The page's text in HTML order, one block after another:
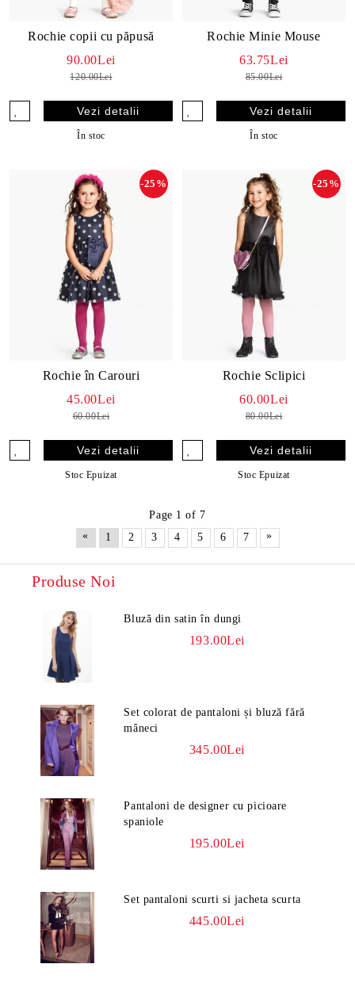
Rochie copii cu păpusă
90.00Lei
120.00Lei
Vezi detalii
În stoc
Rochie Minie Mouse
63.75Lei
85.00Lei
Vezi detalii
În stoc
Rochie în Carouri
-25%
45.00Lei
60.00Lei
Vezi detalii
Stoc Epuizat
Rochie Sclipici
-25%
60.00Lei
80.00Lei
Vezi detalii
Stoc Epuizat
Page 1 of 7
«
1 2 3 4 5 6 7 »
Produse Noi
Bluză din satin în dungi
193.00Lei
Set colorat de pantaloni și bluză fără
mâneci
345.00Lei
Pantaloni de designer cu picioare
spaniole
195.00Lei
Set pantaloni scurti si jacheta scurta
445.00Lei